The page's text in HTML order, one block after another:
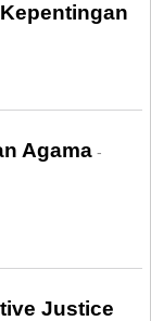
Agama -
Justice